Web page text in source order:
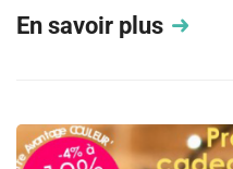
En savoir plus